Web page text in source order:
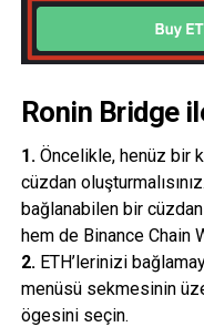
Ronin Bridge
1. Öncelikle, henüz bir
cüzdan
bağlanabilen bir
hem de Binance Chain
2. ETH’lerinizi
menüsü sekmesinin
ögesini seçin.